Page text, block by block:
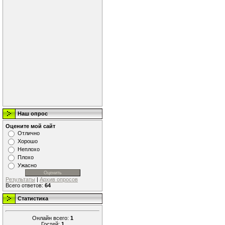
Наш опрос
Оцените мой сайт
Отлично
Хорошо
Неплохо
Плохо
Ужасно
Результаты | Архив опросов
Всего ответов: 64
Статистика
Онлайн всего: 1